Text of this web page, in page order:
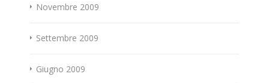
Novembre 2009
Settembre 2009
Giugno 2009